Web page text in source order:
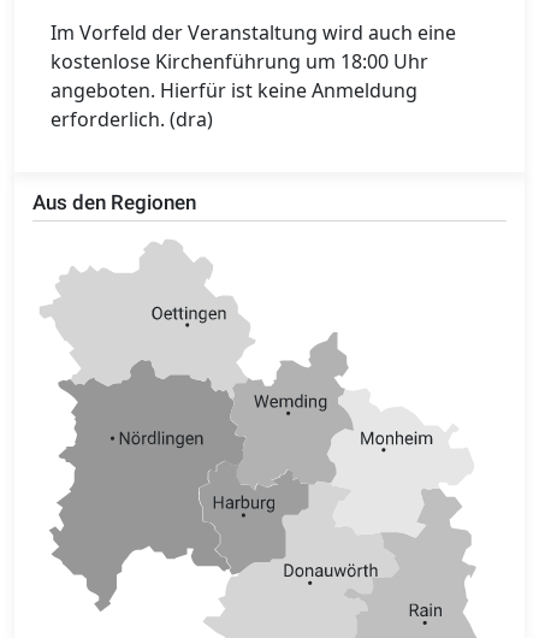
Im Vorfeld der Veranstaltung wird auch eine
kostenlose Kirchenführung um 18:00 Uhr
angeboten. Hierfür ist keine Anmeldung
erforderlich. (dra)
Aus den Regionen